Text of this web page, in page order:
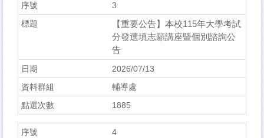
3
【重要公告】本校115年大學考試
分發選填志願講座暨個別諮詢公
告
2026/07/13
輔導處
1885
4